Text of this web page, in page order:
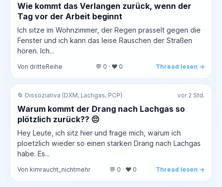
Wie kommt das Verlangen zurück, wenn der
Tag vor der Arbeit beginnt
Ich sitze im Wohnzimmer, der Regen prasselt gegen die
Fenster und ich kann das leise Rauschen der Straßen
hören. Ich...
Von dritteReihe 💬 0 · ❤️ 0 Thread lesen →
🌀 Dissoziativa (DXM, Lachgas, PCP) vor 2 Std.
Warum kommt der Drang nach Lachgas so
plötzlich zurück?? 😔
Hey Leute, ich sitz hier und frage mich, warum ich
ploetzlich wieder so einen starken Drang nach Lachgas
habe. Es...
Von kimraucht_nichtmehr 💬 0 · ❤️ 0 Thread lesen →